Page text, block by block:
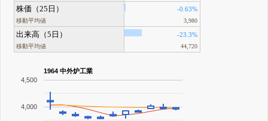
株価（25日）
移動平均値
-0.63%
3,980
出来高（5日）
移動平均値
-23.3%
44,720
1964 中外炉工業
4,000
4,500